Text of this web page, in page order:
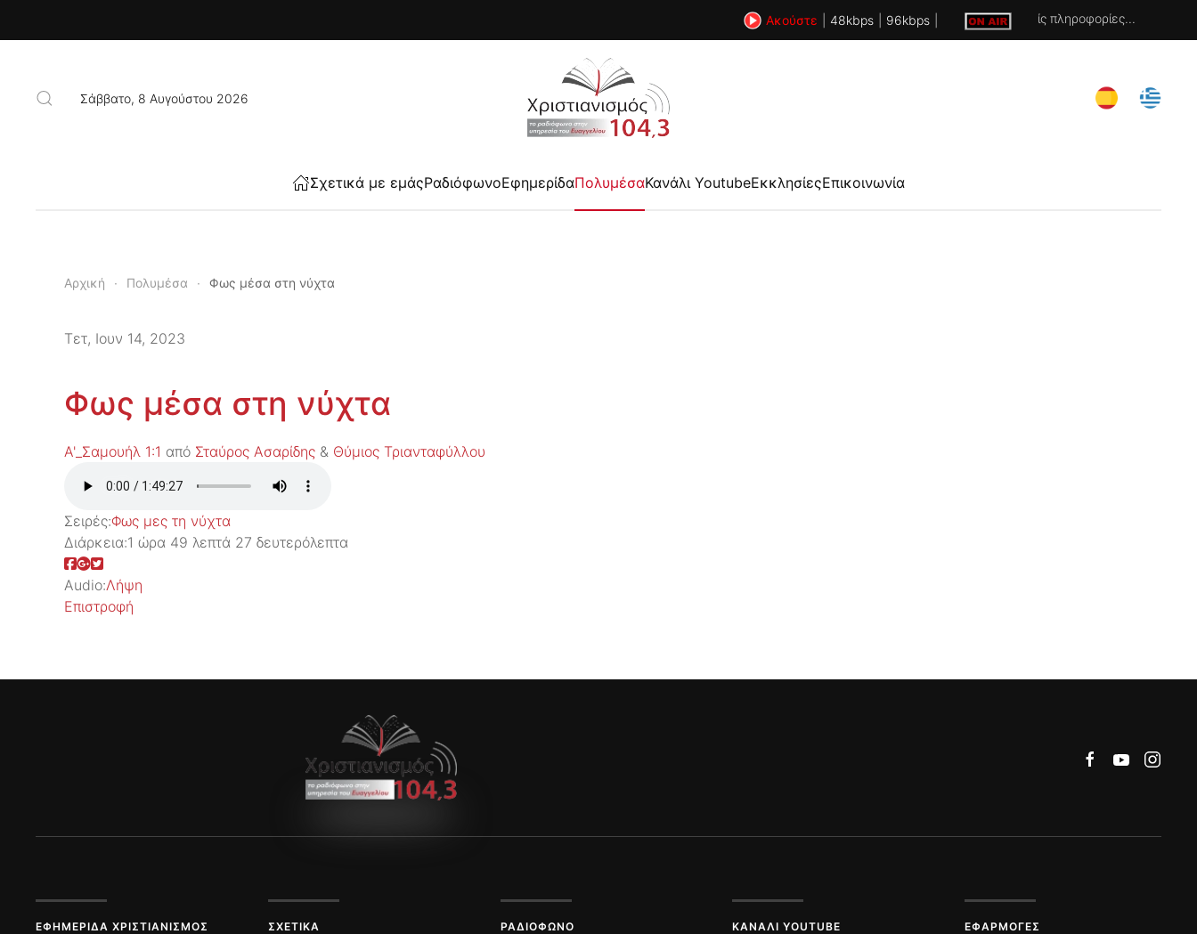
Ακούστε 48kbps 96kbps Χωρίς πληροφορίες...
Σάββατο, 8 Αυγούστου 2026
Σχετικά με εμάςΡαδιόφωνοΕφημερίδαΠολυμέσαΚανάλι YoutubeΕκκλησίεςΕπικοινωνία
Αρχική Πολυμέσα Φως μέσα στη νύχτα
Τετ, Ιουν 14, 2023
Φως μέσα στη νύχτα
Α'_Σαμουήλ 1:1 από Σταύρος Ασαρίδης & Θύμιος Τριανταφύλλου
Σειρές:Φως μες τη νύχτα
Διάρκεια:1 ώρα 49 λεπτά 27 δευτερόλεπτα
Audio:Λήψη
Επιστροφή
ΕΦΗΜΕΡΊΔΑ ΧΡΙΣΤΙΑΝΙΣΜΌΣ ΣΧΕΤΙΚΆ ΡΑΔΙΌΦΩΝΟ ΚΑΝΆΛΙ YOUTUBE ΕΦΑΡΜΟΓΈΣ